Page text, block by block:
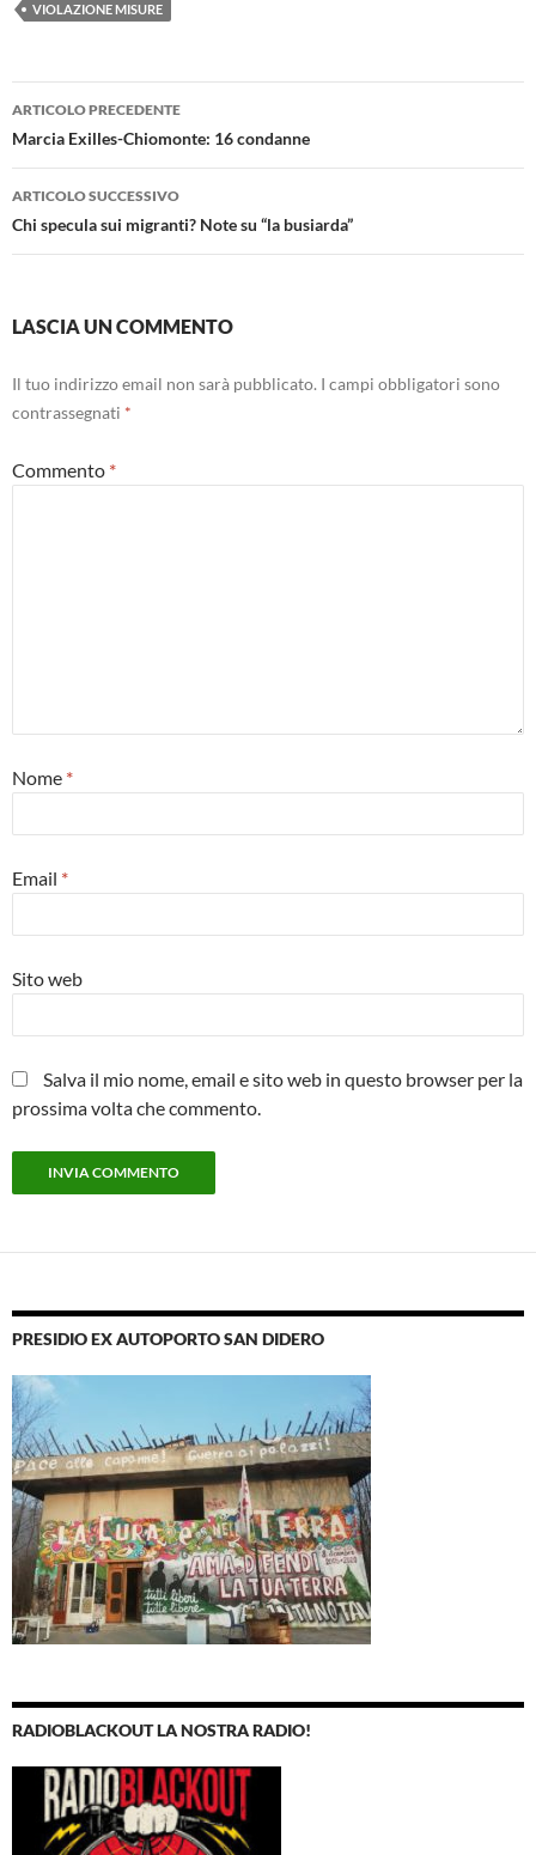
VIOLAZIONE MISURE
Navigazione
articolo
ARTICOLO PRECEDENTE
Marcia Exilles-Chiomonte: 16 condanne
ARTICOLO SUCCESSIVO
Chi specula sui migranti? Note su “la busiarda”
LASCIA UN COMMENTO
Il tuo indirizzo email non sarà pubblicato. I campi obbligatori sono
contrassegnati *
Commento *
Nome *
Email *
Sito web
Salva il mio nome, email e sito web in questo browser per la
prossima volta che commento.
PRESIDIO EX AUTOPORTO SAN DIDERO
RADIOBLACKOUT LA NOSTRA RADIO!